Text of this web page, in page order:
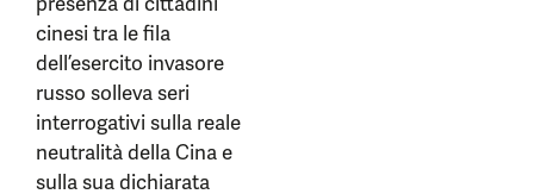
cinesi tra le fila
dell’esercito invasore
russo solleva seri
interrogativi sulla reale
neutralità della Cina e
sulla sua dichiarata